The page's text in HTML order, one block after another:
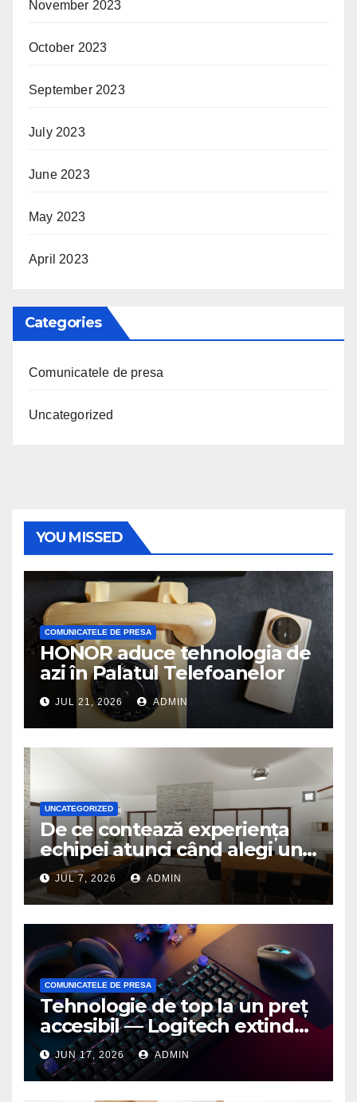
November 2023
October 2023
September 2023
July 2023
June 2023
May 2023
April 2023
Categories
Comunicatele de presa
Uncategorized
YOU MISSED
COMUNICATELE DE PRESA
HONOR aduce tehnologia de
azi în Palatul Telefoanelor
JUL 21, 2026 ADMIN
UNCATEGORIZED
De ce contează experiența
echipei atunci când alegi un
birou de arhitectură
JUL 7, 2026 ADMIN
COMUNICATELE DE PRESA
Tehnologie de top la un preț
accesibil — Logitech extinde
seria G3 cu un nou mouse și
o nouă tastatură pentru
gaming pe PC
JUN 17, 2026 ADMIN